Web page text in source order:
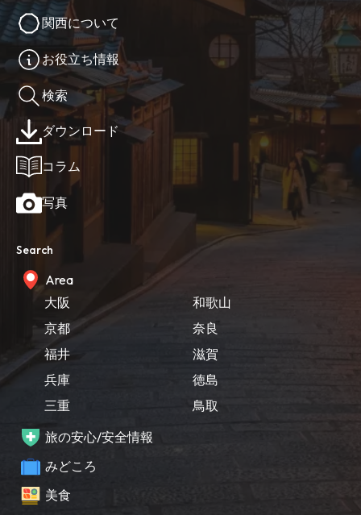
関西について
お役立ち情報
検索
ダウンロード
コラム
写真
Search
Area
大阪
京都
福井
兵庫
三重
和歌山
奈良
滋賀
徳島
鳥取
旅の安心/安全情報
みどころ
美食